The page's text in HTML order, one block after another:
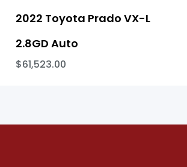
2022 Toyota Prado VX-L
2.8GD Auto
$61,523.00